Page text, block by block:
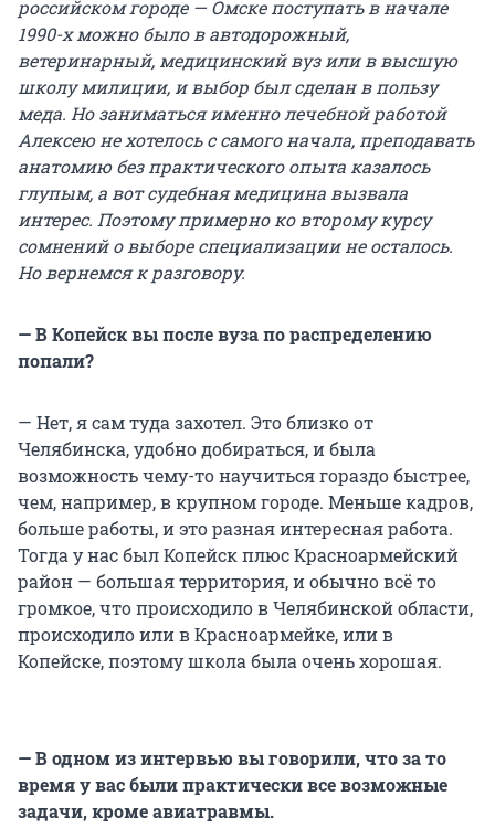
российском городе — Омске поступать в начале
1990-х можно было в автодорожный,
ветеринарный, медицинский вуз или в высшую
школу милиции, и выбор был сделан в пользу
меда. Но заниматься именно лечебной работой
Алексею не хотелось с самого начала, преподавать
анатомию без практического опыта казалось
глупым, а вот судебная медицина вызвала
интерес. Поэтому примерно ко второму курсу
сомнений о выборе специализации не осталось.
Но вернемся к разговору.
— В Копейск вы после вуза по распределению
попали?
— Нет, я сам туда захотел. Это близко от
Челябинска, удобно добираться, и была
возможность чему-то научиться гораздо быстрее,
чем, например, в крупном городе. Меньше кадров,
больше работы, и это разная интересная работа.
Тогда у нас был Копейск плюс Красноармейский
район — большая территория, и обычно всё то
громкое, что происходило в Челябинской области,
происходило или в Красноармейке, или в
Копейске, поэтому школа была очень хорошая.
— В одном из интервью вы говорили, что за то
время у вас были практически все возможные
задачи, кроме авиатравмы.